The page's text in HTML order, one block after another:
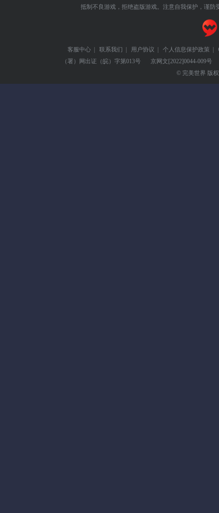
抵制不良游戏，拒绝盗版游戏。注意自我保护，谨防
客服中心 | 联系我们 | 用户协议 | 个人信息保护政策 |
（署）网出证（皖）字第013号
京网文[2022]0044-009号
© 完美世界 版权